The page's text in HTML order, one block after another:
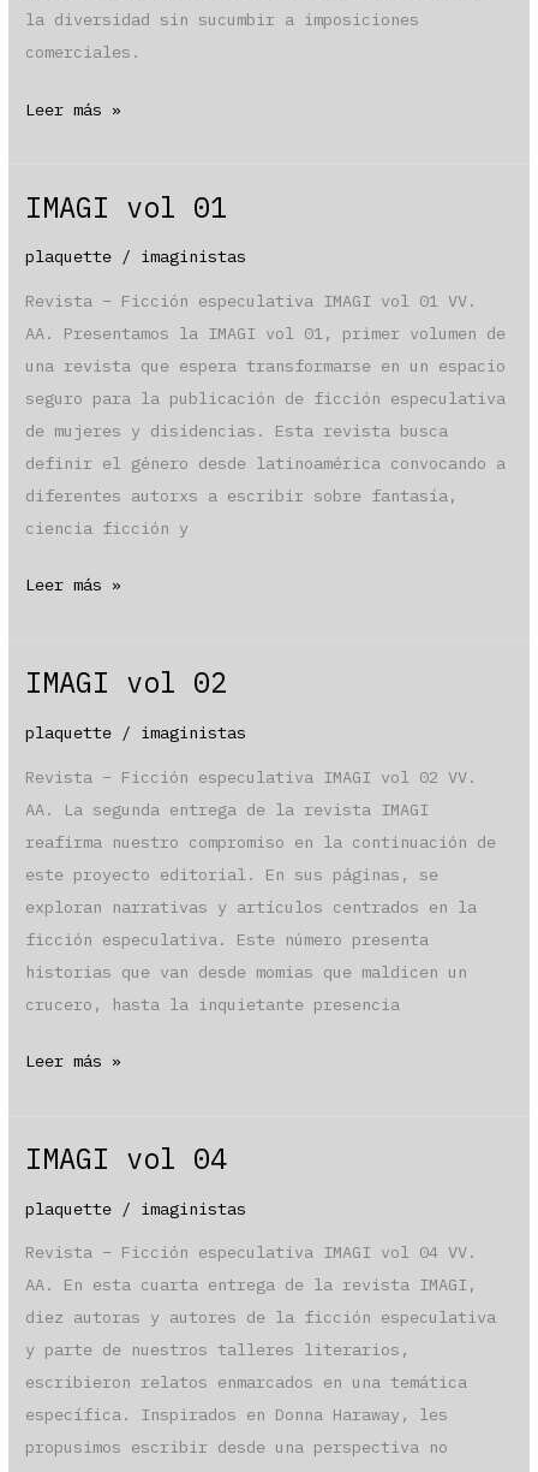
la diversidad sin sucumbir a imposiciones
comerciales.
«Géneros
David
Muñoz
Ballier
Leer más »
IMAGI vol 01
plaquette / imaginistas
Revista – Ficción especulativa IMAGI vol 01 VV.
AA. Presentamos la IMAGI vol 01, primer volumen de
una revista que espera transformarse en un espacio
seguro para la publicación de ficción especulativa
de mujeres y disidencias. Esta revista busca
definir el género desde latinoamérica convocando a
diferentes autorxs a escribir sobre fantasía,
ciencia ficción y
IMAGI
Leer más »
IMAGI vol 02
plaquette / imaginistas
Revista – Ficción especulativa IMAGI vol 02 VV.
AA. La segunda entrega de la revista IMAGI
reafirma nuestro compromiso en la continuación de
este proyecto editorial. En sus páginas, se
exploran narrativas y artículos centrados en la
ficción especulativa. Este número presenta
historias que van desde momias que maldicen un
crucero, hasta la inquietante presencia
IMAGI
Leer más »
IMAGI vol 04
plaquette / imaginistas
Revista – Ficción especulativa IMAGI vol 04 VV.
AA. En esta cuarta entrega de la revista IMAGI,
diez autoras y autores de la ficción especulativa
y parte de nuestros talleres literarios,
escribieron relatos enmarcados en una temática
específica. Inspirados en Donna Haraway, les
propusimos escribir desde una perspectiva no